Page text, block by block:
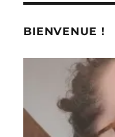
BIENVENUE !